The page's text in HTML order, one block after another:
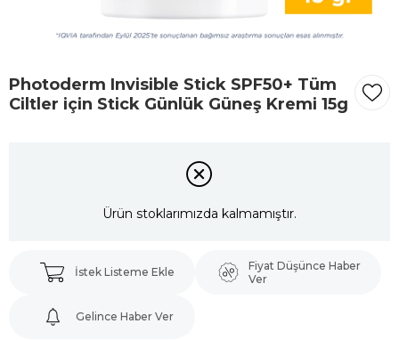
Photoderm Invisible Stick SPF50+ Tüm
Ciltler için Stick Günlük Güneş Kremi 15g
Ürün stoklarımızda kalmamıştır.
İstek Listeme Ekle
Fiyat Düşünce Haber
Ver
Gelince Haber Ver